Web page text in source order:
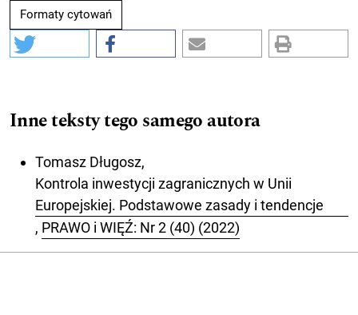
Formaty cytowań
Inne teksty tego samego autora
Tomasz Długosz,
Kontrola inwestycji zagranicznych w Unii
Europejskiej. Podstawowe zasady i tendencje
, PRAWO i WIĘŹ: Nr 2 (40) (2022)